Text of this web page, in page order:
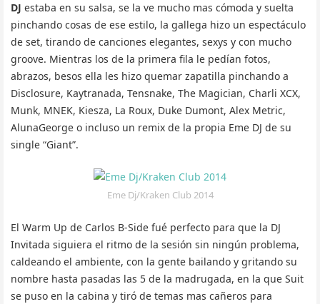
DJ estaba en su salsa, se la ve mucho mas cómoda y suelta
pinchando cosas de ese estilo, la gallega hizo un espectáculo
de set, tirando de canciones elegantes, sexys y con mucho
groove. Mientras los de la primera fila le pedían fotos,
abrazos, besos ella les hizo quemar zapatilla pinchando a
Disclosure, Kaytranada, Tensnake, The Magician, Charli XCX,
Munk, MNEK, Kiesza, La Roux, Duke Dumont, Alex Metric,
AlunaGeorge o incluso un remix de la propia Eme DJ de su
single “Giant”.
Eme Dj/Kraken Club 2014
El Warm Up de Carlos B-Side fué perfecto para que la DJ
Invitada siguiera el ritmo de la sesión sin ningún problema,
caldeando el ambiente, con la gente bailando y gritando su
nombre hasta pasadas las 5 de la madrugada, en la que Suit
se puso en la cabina y tiró de temas mas cañeros para